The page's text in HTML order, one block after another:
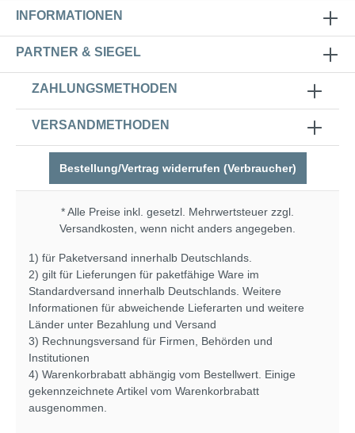
INFORMATIONEN
PARTNER & SIEGEL
ZAHLUNGSMETHODEN
VERSANDMETHODEN
Bestellung/Vertrag widerrufen (Verbraucher)
* Alle Preise inkl. gesetzl. Mehrwertsteuer zzgl.
Versandkosten , wenn nicht anders angegeben.
1) für Paketversand innerhalb Deutschlands.
2) gilt für Lieferungen für paketfähige Ware im
Standardversand innerhalb Deutschlands. Weitere
Informationen für abweichende Lieferarten und weitere
Länder unter Bezahlung und Versand
3) Rechnungsversand für Firmen, Behörden und
Institutionen
4) Warenkorbrabatt abhängig vom Bestellwert. Einige
gekennzeichnete Artikel vom Warenkorbrabatt
ausgenommen.